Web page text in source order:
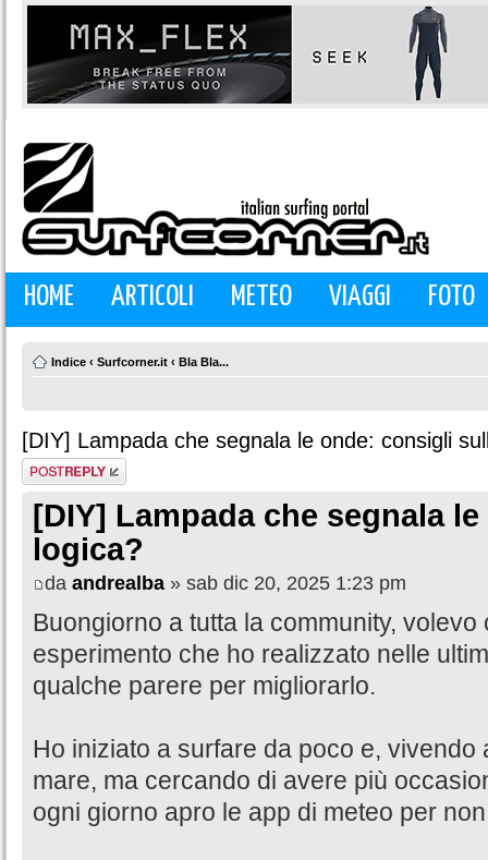
HOME ARTICOLI METEO VIAGGI FOTO
Indice ‹ Surfcorner.it ‹ Bla Bla...
[DIY] Lampada che segnala le onde: consigli
Rispondi al
messaggio
[DIY] Lampada che segnala
logica?
da andrealba » sab dic 20, 2025 1:23 pm
Buongiorno a tutta la community,
esperimento che ho realizzato nelle
qualche parere per migliorarlo.
Ho iniziato a surfare da poco e,
mare, ma cercando di avere più
ogni giorno apro le app di meteo per